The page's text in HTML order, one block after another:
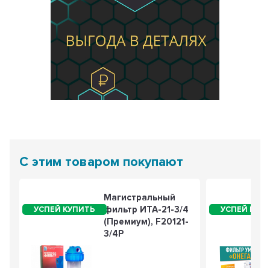
С этим товаром покупают
Магистральный
фильтр ИТА-21-3/4
(Премиум), F20121-
3/4P